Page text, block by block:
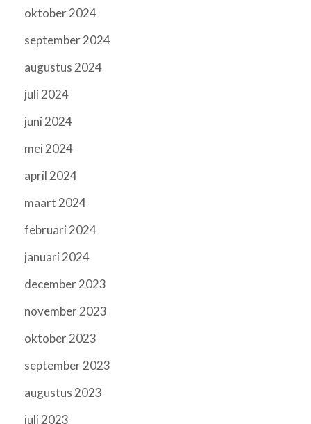
oktober 2024
september 2024
augustus 2024
juli 2024
juni 2024
mei 2024
april 2024
maart 2024
februari 2024
januari 2024
december 2023
november 2023
oktober 2023
september 2023
augustus 2023
juli 2023